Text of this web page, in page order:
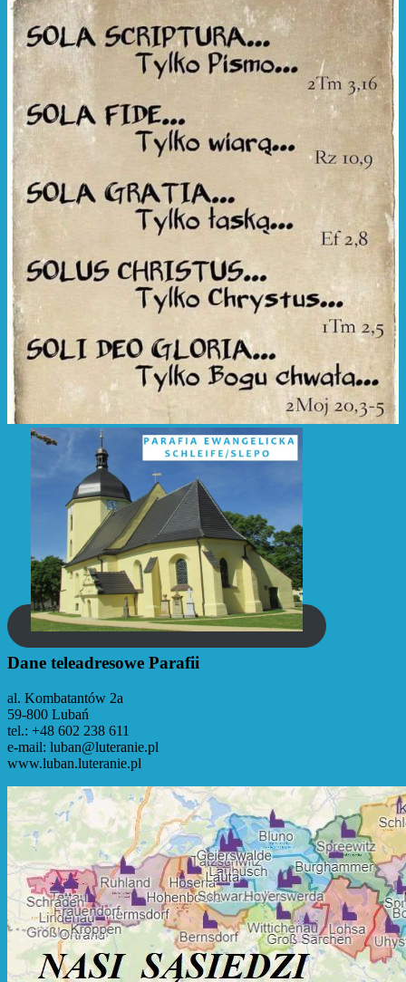
Dane teleadresowe Parafii
al. Kombatantów 2a
59-800 Lubań
tel.: +48 602 238 611
e-mail: luban@luteranie.pl
www.luban.luteranie.pl